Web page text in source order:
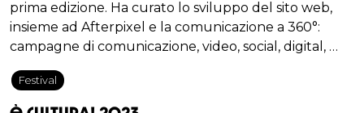
prima edizione. Ha curato lo sviluppo del sito web,
insieme ad Afterpixel e la comunicazione a 360°:
campagne di comunicazione, video, social, digital, …
Festival